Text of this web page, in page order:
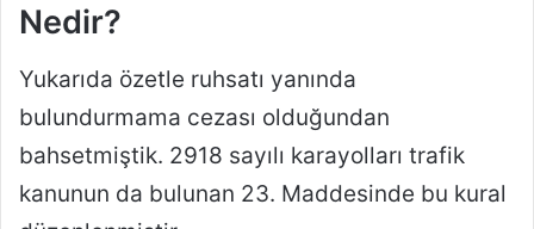
Nedir?
Yukarıda özetle ruhsatı yanında
bulundurmama cezası olduğundan
bahsetmiştik. 2918 sayılı karayolları trafik
kanunun da bulunan 23. Maddesinde bu kural